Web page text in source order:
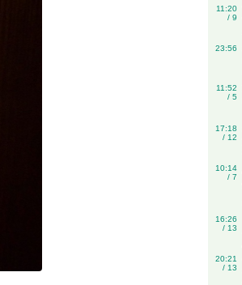
11:20
/ 9
23:56
11:52
/ 5
17:18
/ 12
10:14
/ 7
16:26
/ 13
20:21
/ 13